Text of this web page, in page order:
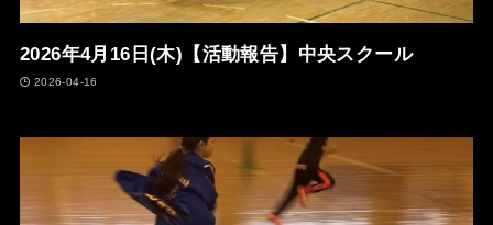
2026年4月16日(木)【活動報告】中央スクール
2026-04-16